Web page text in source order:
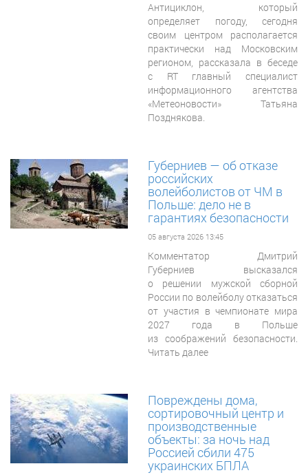
Антициклон, который
определяет погоду, сегодня
своим центром располагается
практически над Московским
регионом, рассказала в беседе
с RT главный специалист
информационного агентства
«Метеоновости» Татьяна
Позднякова.
Губерниев — об отказе
российских
волейболистов от ЧМ в
Польше: дело не в
гарантиях безопасности
05 августа 2026 13:45
Комментатор Дмитрий
Губерниев высказался
о решении мужской сборной
России по волейболу отказаться
от участия в чемпионате мира
2027 года в Польше
из соображений безопасности.
Читать далее
Повреждены дома,
сортировочный центр и
производственные
объекты: за ночь над
Россией сбили 475
украинских БПЛА